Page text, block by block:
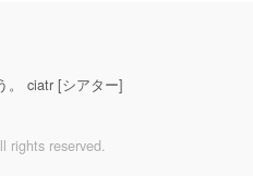
。 ciatr [シアター]
rights reserved.